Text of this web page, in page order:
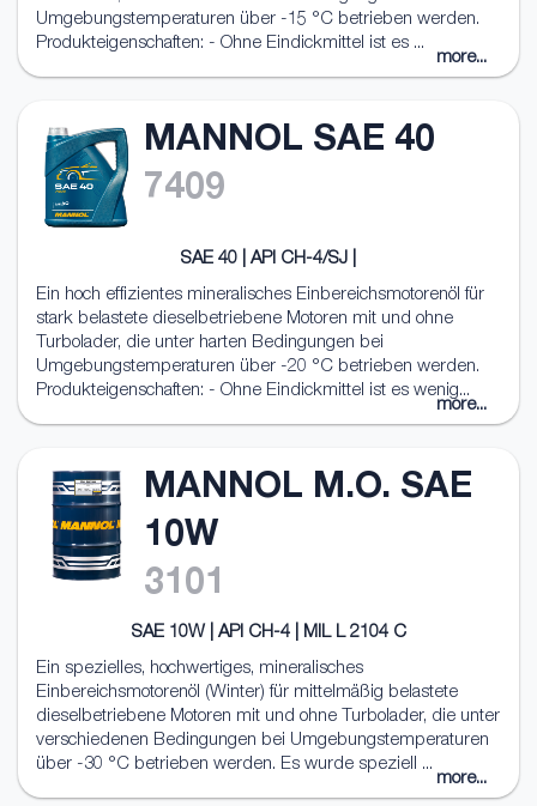
Umgebungstemperaturen über -15 °C betrieben werden.
Produkteigenschaften: - Ohne Eindickmittel ist es ...
more...
MANNOL SAE 40
7409
SAE 40 | API CH-4/SJ |
Ein hoch effizientes mineralisches Einbereichsmotorenöl für
stark belastete dieselbetriebene Motoren mit und ohne
Turbolader, die unter harten Bedingungen bei
Umgebungstemperaturen über -20 °C betrieben werden.
Produkteigenschaften: - Ohne Eindickmittel ist es wenig...
more...
MANNOL M.O. SAE
10W
3101
SAE 10W | API CH-4 | MIL L 2104 C
Ein spezielles, hochwertiges, mineralisches
Einbereichsmotorenöl (Winter) für mittelmäßig belastete
dieselbetriebene Motoren mit und ohne Turbolader, die unter
verschiedenen Bedingungen bei Umgebungstemperaturen
über -30 °C betrieben werden. Es wurde speziell ...
more...